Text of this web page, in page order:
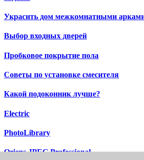
Украсить дом межкомнатными арками
Выбор входных дверей
Пробковое покрытие пола
Советы по установке смесителя
Какой подоконник лучше?
Electric
PhotoLibrary
Oriens JPEG Professional